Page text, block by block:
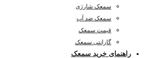
سمعک شارژی
سمعک ضد آب
قیمت سمعک
گارانتی سمعک
راهنمای خرید سمعک